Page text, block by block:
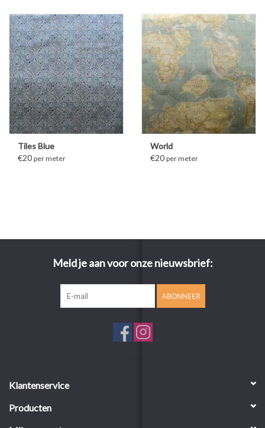
Tiles Blue
€20 per meter
World
€20 per meter
Meld je aan voor onze nieuwsbrief:
ABONNEER
Klantenservice
Producten